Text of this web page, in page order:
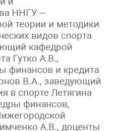
ННГУ –
теории и методики
видов спорта
кафедрой
Гутко А.В.,
финансов и кредита
В.А., заведующий
в спорте Летягина
финансов,
А.В., доценты